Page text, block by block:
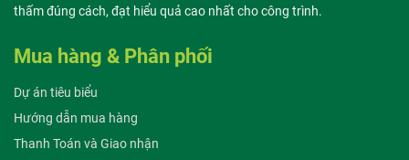
thấm đúng cách, đạt hiểu quả cao nhất cho công trình.
Mua hàng & Phân phối
Dự án tiêu biểu
Hướng dẫn mua hàng
Thanh Toán và Giao nhận